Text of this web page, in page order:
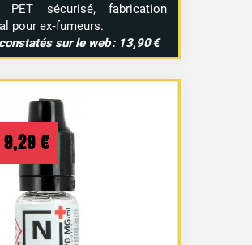
PET sécurisé, fabrication
pour ex‑fumeurs.
sur le web : 13,90 €
9,29 € Plage
de
prix :
8,99 €